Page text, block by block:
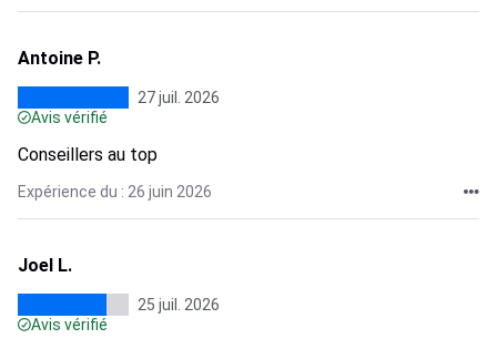
Antoine P.
27 juil. 2026
Avis vérifié
Conseillers au top
Expérience du : 26 juin 2026
Joel L.
25 juil. 2026
Avis vérifié